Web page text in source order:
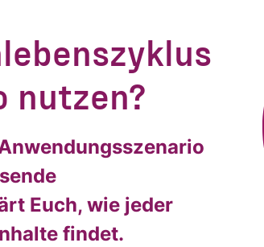
nutzen?
Euch, wie jeder
findet.
alle
und
des